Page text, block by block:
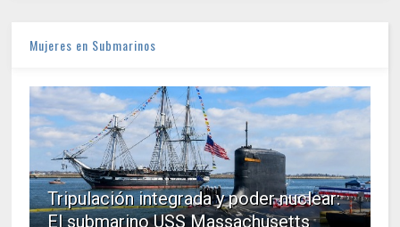
Mujeres en Submarinos
Tripulación integrada y poder nuclear:
El submarino USS Massachusetts